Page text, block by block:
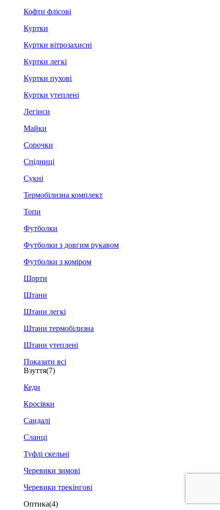
Кофти флісові
Куртки
Куртки вітрозахисні
Куртки легкі
Куртки пухові
Куртки утеплені
Легінси
Майки
Сорочки
Спідниці
Сукні
Термобілизна комплект
Топи
Футболки
Футболки з довгим рукавом
Футболки з коміром
Шорти
Штани
Штани легкі
Штани термобілизна
Штани утеплені
Показати всі
Взуття(7)
Кеди
Кросівки
Сандалі
Сланці
Туфлі скельні
Черевики зимові
Черевики трекінгові
Оптика(4)